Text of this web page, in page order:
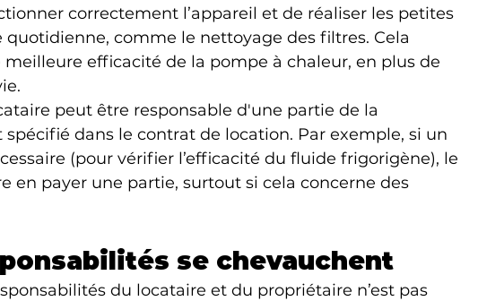
correctement l’appareil et de réaliser les petites
comme le nettoyage des filtres. Cela
efficacité de la pompe à chaleur, en plus de
peut être responsable d'une partie de la
dans le contrat de location. Par exemple, si un
(pour vérifier l’efficacité du fluide frigorigène), le
en payer une partie, surtout si cela concerne des
se chevauchent
du locataire et du propriétaire n’est pas